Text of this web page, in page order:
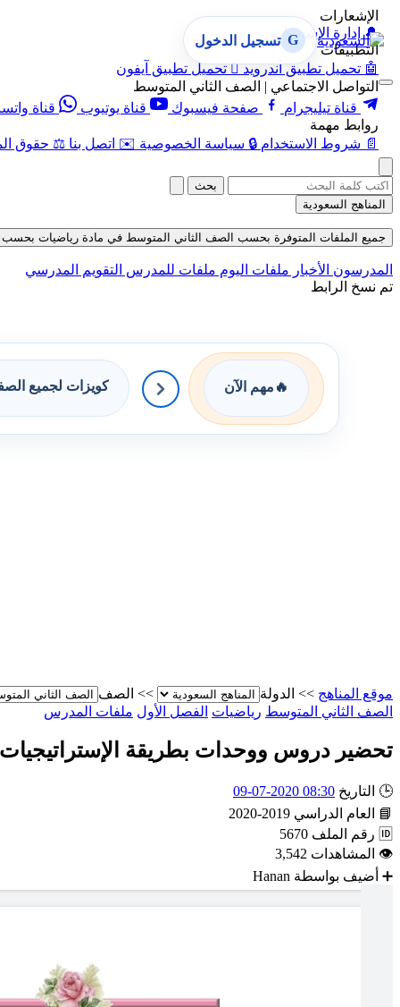
الإشعارات
🔔 إدارة الإشعارات
التطبيقات
🤖 تحميل تطبيق أندرويد  تحميل تطبيق آيفون
التواصل الاجتماعي | الصف الثاني المتوسط
قناة تيليجرام
صفحة فيسبوك قناة يوتيوب قناة
روابط مهمة
📄 شروط الاستخدام 🔒 سياسة الخصوصية ✉️ اتصل بنا ⚖️ حقوق
G تسجيل الدخول
بحث
المناهج السعودية
جميع الملفات المتوفرة بحسب الصف الثاني المتوسط في مادة رياضيات بحسب
المدرسون الأخبار ملفات اليوم ملفات للمدرس التقويم المدرسي
تم نسخ الرابط
🔥 مهم الآن كويزات لجميع
موقع المناهج >> الدولة >> الصف
الصف الثاني المتوسط رياضيات الفصل الأول ملفات المدرس
تحضير دروس ووحدات بطريقة الإستراتيجيات
🕒 التاريخ 08:30 2020-07-09
📘
العام الدراسي 2019-2020
🆔 رقم الملف 5670
👁 المشاهدات 3,542
➕ أضيف بواسطة Hanan